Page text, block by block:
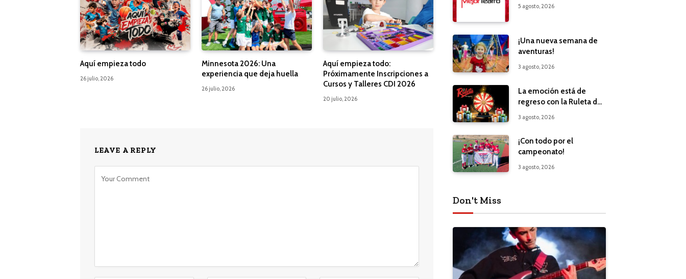
Aquí empieza todo
26 julio, 2026
Minnesota 2026: Una
experiencia que deja huella
26 julio, 2026
Aquí empieza todo:
Próximamente Inscripciones a
Cursos y Talleres CDI 2026
20 julio, 2026
LEAVE A REPLY
5 agosto, 2026
¡Una nueva semana de
aventuras!
3 agosto, 2026
La emoción está de
regreso con la Ruleta de
3 agosto, 2026
¡Con todo por el
campeonato!
3 agosto, 2026
Don't Miss